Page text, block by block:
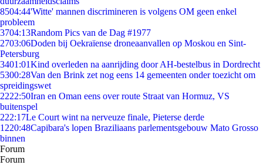
8504:44'Witte' mannen discrimineren is volgens OM geen enkel
probleem
3704:13Random Pics van de Dag #1977
2703:06Doden bij Oekraïense droneaanvallen op Moskou en Sint-
Petersburg
3401:01Kind overleden na aanrijding door AH-bestelbus in Dordrecht
5300:28Van den Brink zet nog eens 14 gemeenten onder toezicht om
spreidingswet
2222:50Iran en Oman eens over route Straat van Hormuz, VS
buitenspel
222:17Le Court wint na nerveuze finale, Pieterse derde
1220:48Capibara's lopen Braziliaans parlementsgebouw Mato Grosso
binnen
Forum
Forum